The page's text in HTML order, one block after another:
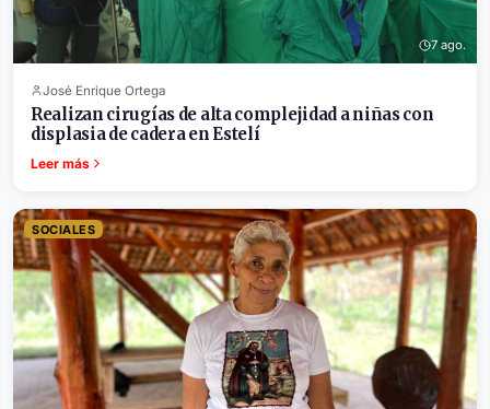
7 ago.
José Enrique Ortega
Realizan cirugías de alta complejidad a niñas con
displasia de cadera en Estelí
Leer más
SOCIALES